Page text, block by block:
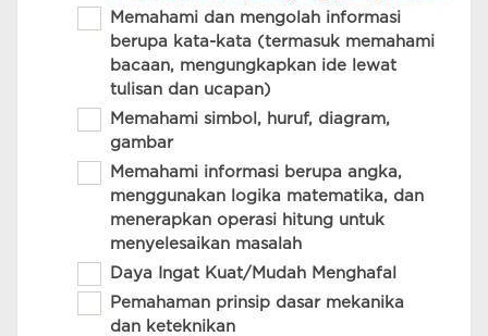
Memahami dan mengolah informasi
berupa kata-kata (termasuk memahami
bacaan, mengungkapkan ide lewat
tulisan dan ucapan)
Memahami simbol, huruf, diagram,
gambar
Memahami informasi berupa angka,
menggunakan logika matematika, dan
menerapkan operasi hitung untuk
menyelesaikan masalah
Daya Ingat Kuat/Mudah Menghafal
Pemahaman prinsip dasar mekanika
dan keteknikan